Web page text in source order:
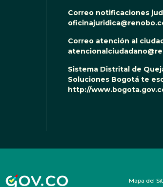
Correo notificaciones
Correo atención al
Sistema Distrital de
Soluciones Bogotá te
http://
Mapa del